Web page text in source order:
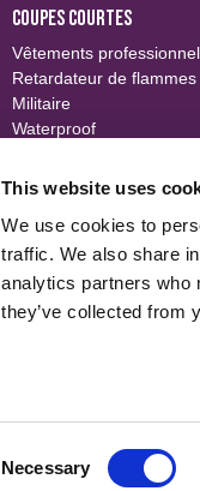
This website uses
We use cookies to
traffic. We also share
analytics partners who
they’ve collected from
Necessary We use
COUPES COURTES
Vêtements
Retardateur de flammes
Militaire
Waterproof
Motifs